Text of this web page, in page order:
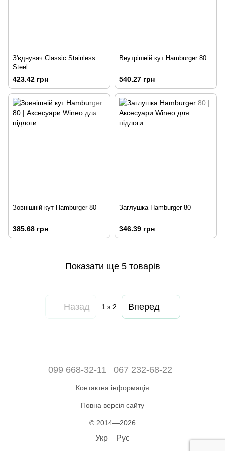
З'єднувач Classic Stainless
Steel
423.42 грн
Внутрішній кут Hamburger 80
540.27 грн
Зовнішній кут Hamburger 80
385.68 грн
Заглушка Hamburger 80
346.39 грн
Показати ще 5 товарів
Назад 1з 2 Вперед
099 668-32-11 067 232-68-22
Контактна інформація
Повна версія сайту
© 2014—2026
Укр Рус